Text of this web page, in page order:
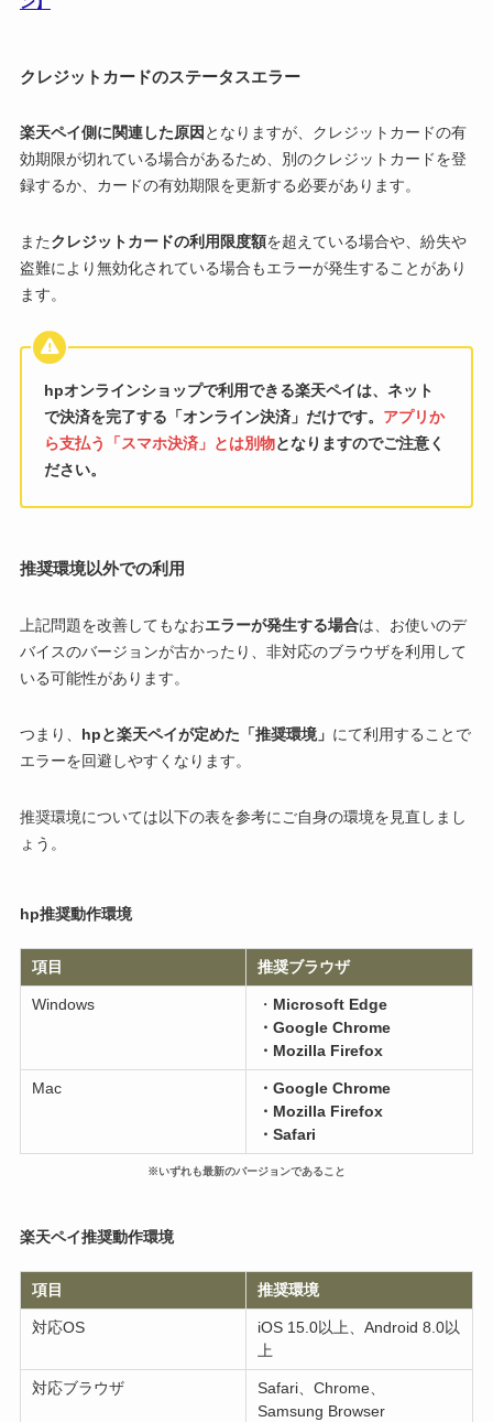
クレジットカードのステータスエラー
楽天ペイ側に関連した原因 となりますが、クレジットカードの有
効期限が切れている場合があるため、別のクレジットカードを登
録するか、カードの有効期限を更新する必要があります。
また クレジットカードの利用限度額を超えている場合や、紛失や
盗難により無効化されている場合もエラーが発生することがあり
ます。
hpオンラインショップで利用できる楽天ペイは、ネット
で決済を完了する「オンライン決済」だけです。 アプリか
ら支払う「スマホ決済」とは別物となりますのでご注意く
ださい。
推奨環境以外での利用
上記問題を改善してもなおエラーが発生する場合は、お使いのデ
バイスのバージョンが古かったり、非対応のブラウザを利用して
いる可能性があります。
つまり、 hpと楽天ペイが定めた「推奨環境」 にて利用することで
エラーを回避しやすくなります。
推奨環境については以下の表を参考にご自身の環境を見直しまし
ょう。
hp推奨動作環境
項目 推奨ブラウザ
Windows ・ Microsoft Edge
・Google Chrome
・Mozilla Firefox
Mac
・Google Chrome
・Mozilla Firefox
・Safari
※いずれも最新のバージョンであること
楽天ペイ推奨動作環境
項目 推奨環境
対応OS
iOS 15.0以上、Android 8.0以
上
対応ブラウザ
Safari、Chrome、
Samsung Browser